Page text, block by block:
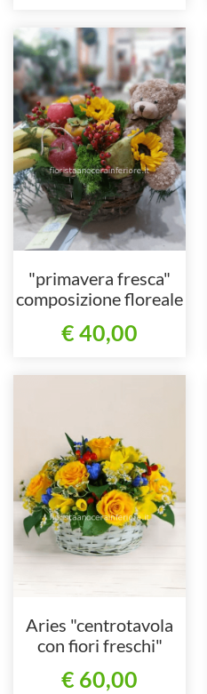
"primavera fresca"
composizione floreale
€ 40,00
Aries "centrotavola
con fiori freschi"
€ 60,00